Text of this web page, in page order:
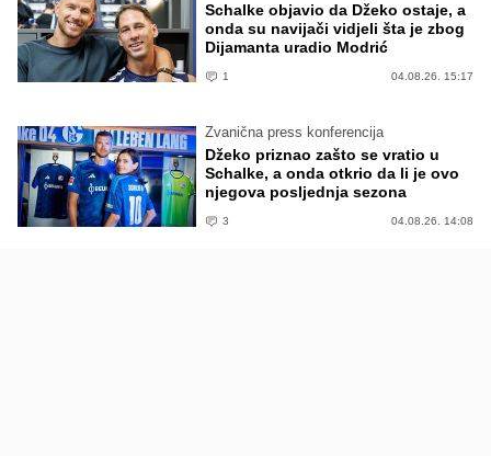
Schalke objavio da Džeko ostaje, a
onda su navijači vidjeli šta je zbog
Dijamanta uradio Modrić
1 04.08.26. 15:17
Zvanična press konferencija
Džeko priznao zašto se vratio u
Schalke, a onda otkrio da li je ovo
njegova posljednja sezona
3 04.08.26. 14:08